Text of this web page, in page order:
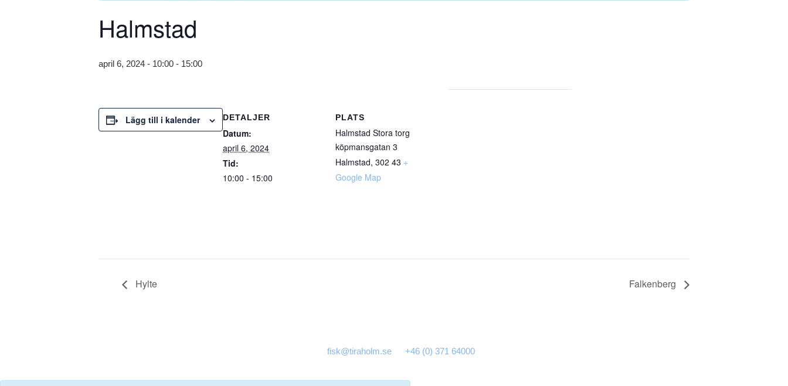
Halmstad
april 6, 2024 - 10:00 - 15:00
Lägg till i kalender DETALJER
Datum:
april 6, 2024
Tid:
10:00 - 15:00
PLATS
Halmstad Stora torg
köpmansgatan 3
Halmstad, 302 43 +
Google Map
Hylte Falkenberg
fisk@tiraholm.se +46 (0) 371 64000